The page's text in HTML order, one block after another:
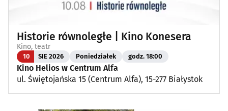
Historie równoległe | Kino Konesera
Kino, teatr
10 SIE 2026 Poniedziałek godz. 18:00
Kino Helios w Centrum Alfa
ul. Świętojańska 15 (Centrum Alfa), 15-277 Białystok